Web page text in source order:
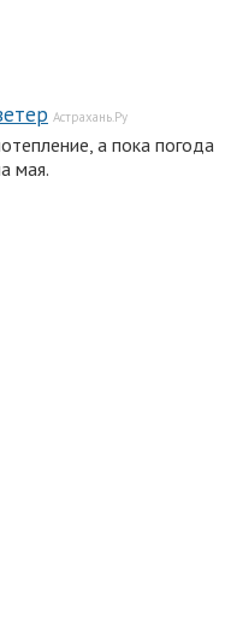
Астрахань.Ру
а пока погода
мая.